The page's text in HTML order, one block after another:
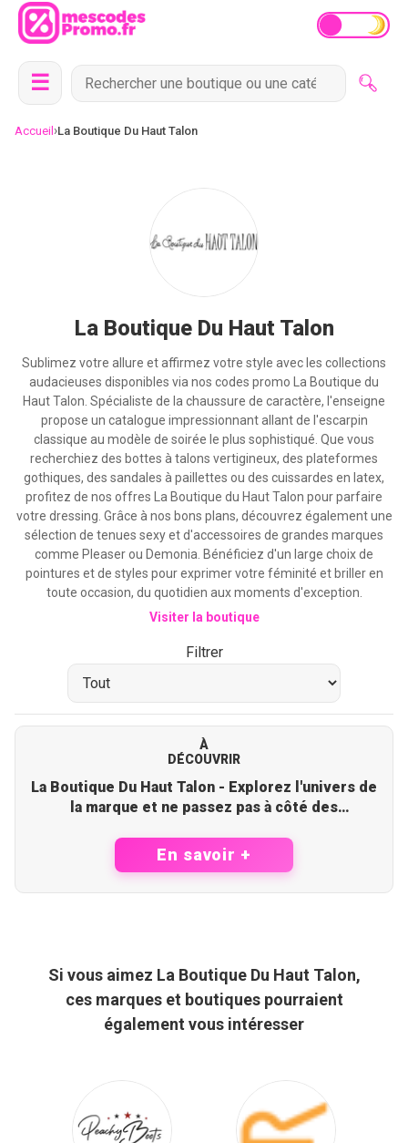
☰
Accueil ›La Boutique Du Haut Talon
La Boutique Du Haut Talon
Sublimez votre allure et affirmez votre style avec les collections
audacieuses disponibles via nos codes promo La Boutique du
Haut Talon. Spécialiste de la chaussure de caractère, l'enseigne
propose un catalogue impressionnant allant de l'escarpin
classique au modèle de soirée le plus sophistiqué. Que vous
recherchiez des bottes à talons vertigineux, des plateformes
gothiques, des sandales à paillettes ou des cuissardes en latex,
profitez de nos offres La Boutique du Haut Talon pour parfaire
votre dressing. Grâce à nos bons plans, découvrez également une
sélection de tenues sexy et d'accessoires de grandes marques
comme Pleaser ou Demonia. Bénéficiez d'un large choix de
pointures et de styles pour exprimer votre féminité et briller en
toute occasion, du quotidien aux moments d'exception.
Visiter la boutique
Filtrer
À
DÉCOUVRIR
La Boutique Du Haut Talon - Explorez l'univers de
la marque et ne passez pas à côté des
En savoir +
Si vous aimez La Boutique Du Haut Talon,
ces marques et boutiques pourraient
également vous intéresser